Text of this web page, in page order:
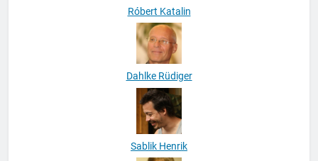
Róbert Katalin
Dahlke Rüdiger